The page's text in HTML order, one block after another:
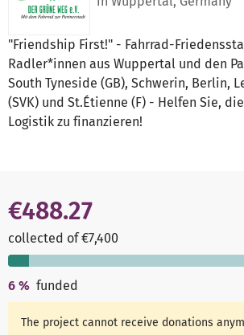
"Friendship First!" - Fahrrad-
Radler*innen aus Wuppertal und den
South Tyneside (GB), Schwerin, Berlin,
(SVK) und St.Étienne (F) - Helfen Sie,
Logistik zu finanzieren!
€488.27
collected of €7,400
6 % funded
The project cannot receive donations